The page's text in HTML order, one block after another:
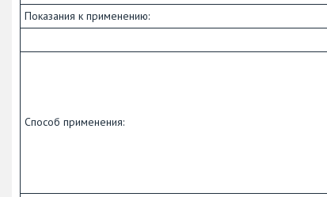
Показания к применению:
Способ применения: